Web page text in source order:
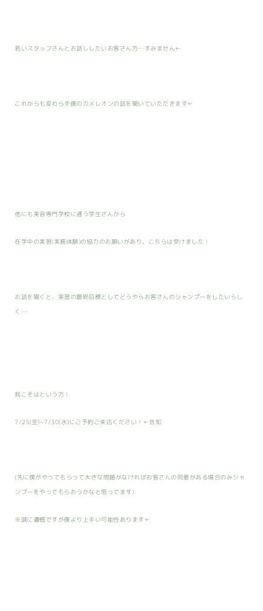
若いスタッフさんとお話ししたいお客さん方…すみません←
これからも変わらず僕のカメレオンの話を聞いていただきます←
他にも美容専門学校に通う学生さんから
在学中の実習(実務体験)の協力のお願いがあり、こちらは受けました！
お話を聞くと、実習の最終目標としてどうやらお客さんのシャンプーをしたいらし
く…
我こそはという方！
7/25(金)~7/30(水)にご予約ご来店ください！←告知
(先に僕がやってもらって大きな問題がなければお客さんの同意がある場合のみシャ
ンプーをやってもらおうかなと思ってます)
※誠に遺憾ですが僕より上手い可能性あります←